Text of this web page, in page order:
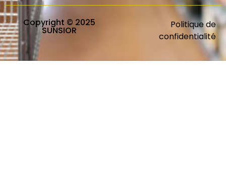
Copyright © 2025
SUNSIOR
Politique de
confidentialité